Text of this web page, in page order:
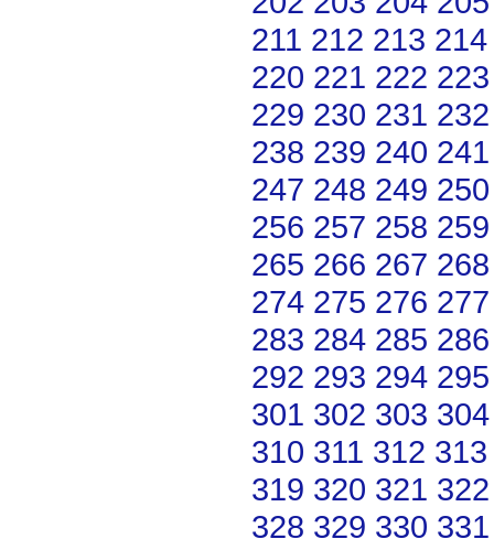
211 212 213 214
220 221 222 223
229 230 231 232
238 239 240 241
247 248 249 250
256 257 258 259
265 266 267 268
274 275 276 277
283 284 285 286
292 293 294 295
301 302 303 304
310 311 312 313
319 320 321 322
328 329 330 331